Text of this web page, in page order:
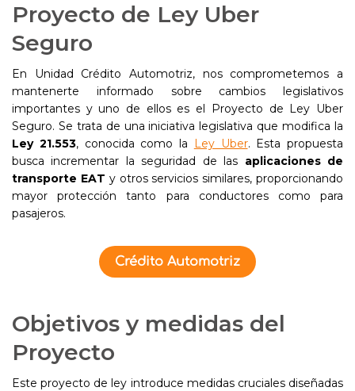
Proyecto de Ley Uber
Seguro
En Unidad Crédito Automotriz, nos comprometemos a
mantenerte informado sobre cambios legislativos
importantes y uno de ellos es el Proyecto de Ley Uber
Seguro. Se trata de una iniciativa legislativa que modifica la
Ley 21.553, conocida como la Ley Uber. Esta propuesta
busca incrementar la seguridad de las aplicaciones de
transporte EAT y otros servicios similares, proporcionando
mayor protección tanto para conductores como para
pasajeros.
Crédito Automotriz
Objetivos y medidas del
Proyecto
Este proyecto de ley introduce medidas cruciales diseñadas